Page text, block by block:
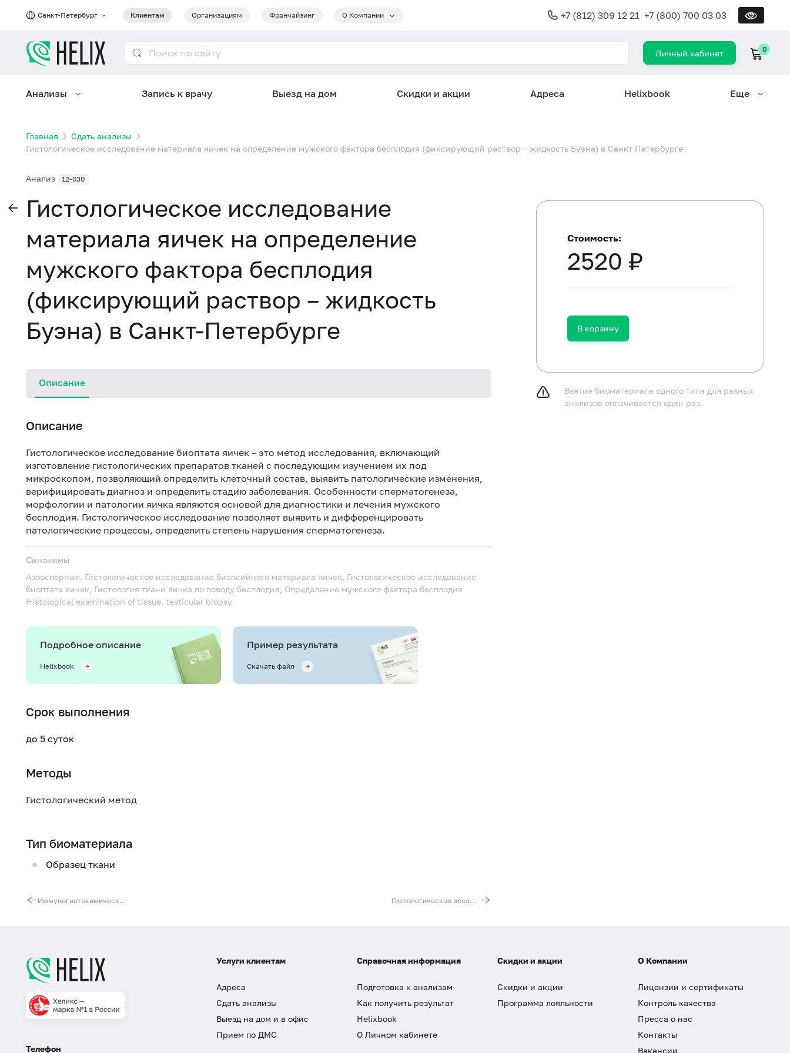
Санкт-Петербург Клиентам Организациям Франчайзинг О Компании +7 (812) 309 12 21 +7 (800) 700 03 03
Личный кабинет 0
Анализы Запись к врачу Выезд на дом Скидки и акции Адреса Helixbook Еще
Главная
Сдать анализы
Гистологическое исследование материала яичек на определение мужского фактора бесплодия (фиксирующий раствор – жидкость Буэна) в Санкт-Петербурге
Анализ 12-030
Гистологическое исследование
материала яичек на определение
мужского фактора бесплодия
(фиксирующий раствор – жидкость
Буэна) в Санкт-Петербурге
Описание
Описание
Гистологическое исследование биоптата яичек – это метод исследования, включающий
изготовление гистологических препаратов тканей с последующим изучением их под
микроскопом, позволяющий определить клеточный состав, выявить патологические изменения,
верифицировать диагноз и определить стадию заболевания. Особенности сперматогенеза,
морфологии и патологии яичка являются основой для диагностики и лечения мужского
бесплодия. Гистологическое исследование позволяет выявить и дифференцировать
патологические процессы, определить степень нарушения сперматогенеза.
Синонимы
Азооспермия, Гистологическое исследование биопсийного материала яичек, Гистологическое исследование
биоптата яичек, Гистология ткани яичка по поводу бесплодия, Определение мужского фактора бесплодия
Histological examination of tissue, testicular biopsy
Подробное описание
Helixbook
Пример результата
Скачать файл
Срок выполнения
до 5 суток
Методы
Гистологический метод
Тип биоматериала
Образец ткани
Иммуногистохимическое исследование клинического материала (с использованием 1 антитела) Гистологическое исследование гинекологического материала (биопсия шейки матки, влагалища, вульвы (слизистая), пайпель-биопсия эндометрия, соскобы полости матки, соскобы цервикального канала, образования (полипы)
Стоимость:
2520 ₽
В корзину
Взятие биоматериала одного типа для разных
анализов оплачивается один раз.
Телефон
Услуги клиентам
Адреса
Сдать анализы
Выезд на дом и в офис
Прием по ДМС
Справочная информация
Подготовка к анализам
Как получить результат
Helixbook
О Личном кабинете
Скидки и акции
Скидки и акции
Программа лояльности
О Компании
Лицензии и сертификаты
Контроль качества
Пресса о нас
Контакты
Вакансии